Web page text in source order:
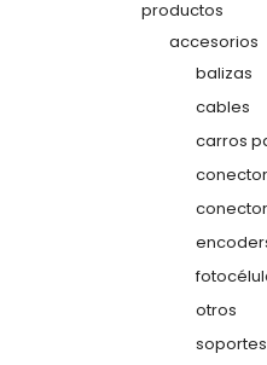
productos
accesorios
balizas
cables
carros
otros
soportes